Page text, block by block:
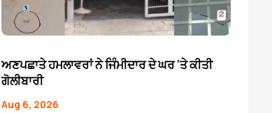
ਅਣਪਛਾਤੇ ਹਮਲਾਵਰਾਂ ਨੇ ਜਿੰਮੀਦਾਰ ਦੇ ਘਰ ‘ਤੇ ਕੀਤੀ
ਗੋਲੀਬਾਰੀ
Aug 6, 2026